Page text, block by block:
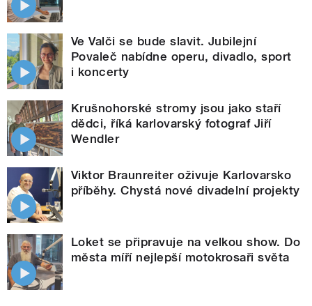
Ve Valči se bude slavit. Jubilejní
Povaleč nabídne operu, divadlo, sport
i koncerty
Krušnohorské stromy jsou jako staří
dědci, říká karlovarský fotograf Jiří
Wendler
Viktor Braunreiter oživuje Karlovarsko
příběhy. Chystá nové divadelní projekty
Loket se připravuje na velkou show. Do
města míří nejlepší motokrosaři světa